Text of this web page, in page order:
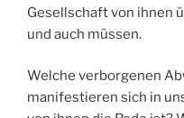
Gesellschaft von ihnen
und auch müssen.
Welche verborgenen
manifestieren sich in